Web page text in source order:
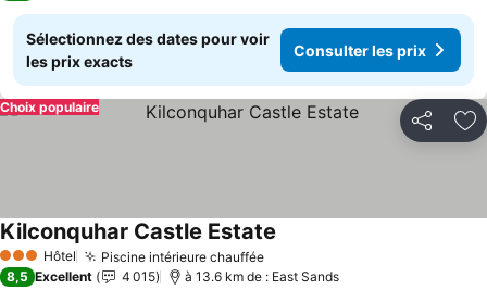
Sélectionnez des dates pour voir
les prix exacts
Consulter les prix
Partager
Choix populaire
3 ÉtoilesHôtel Piscine intérieure chaufféeConsulter les prix
Kilconquhar Castle Estate
8,5 Excellent 4 015 à 13.6 km de : East Sands